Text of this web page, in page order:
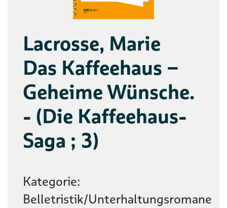
Lacrosse, Marie
Das Kaffeehaus –
Geheime Wünsche.
- (Die Kaffeehaus-
Saga ; 3)
Kategorie:
Belletristik/Unterhaltungsromane